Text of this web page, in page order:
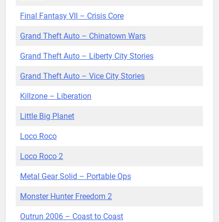
Final Fantasy VII – Crisis Core
Grand Theft Auto – Chinatown Wars
Grand Theft Auto – Liberty City Stories
Grand Theft Auto – Vice City Stories
Killzone – Liberation
Little Big Planet
Loco Roco
Loco Roco 2
Metal Gear Solid – Portable Ops
Monster Hunter Freedom 2
Outrun 2006 – Coast to Coast